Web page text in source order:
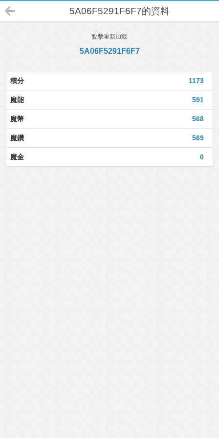
5A06F5291F6F7的資料
點擊重新加載
5A06F5291F6F7
1173
積分
591
魔能
568
魔幣
569
魔鑽
0
魔金